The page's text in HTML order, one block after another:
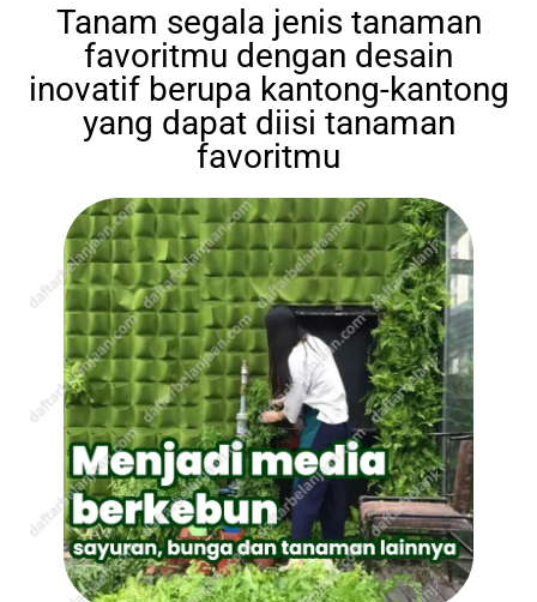
Tanam segala jenis tanaman
favoritmu dengan desain
inovatif berupa kantong-kantong
yang dapat diisi tanaman
favoritmu